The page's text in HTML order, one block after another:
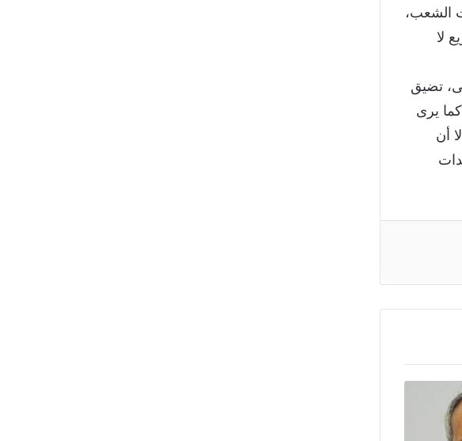
الشعب،
لا
تضيق
يرى
أن